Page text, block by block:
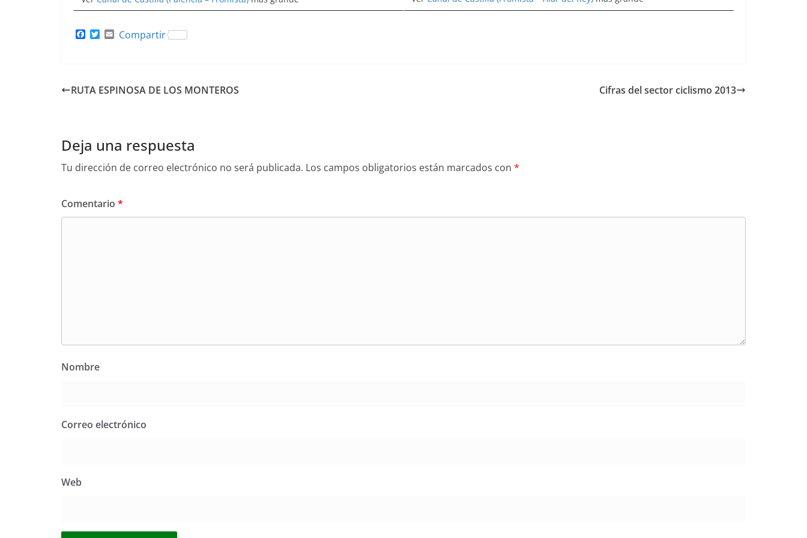
o
T
r
Compartir
RUTA ESPINOSA DE LOS MONTEROS Cifras del sector ciclismo 2013
Deja una respuesta
Tu dirección de correo electrónico no será publicada. Los campos obligatorios están marcados con *
Comentario *
Nombre
Correo electrónico
Web